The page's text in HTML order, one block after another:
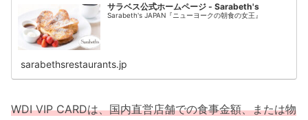
サラベス公式ホームページ - Sarabeth's
Sarabeth's JAPAN『ニューヨークの朝食の女王』
sarabethsrestaurants.jp
WDI VIP CARDは、国内直営店舗での食事金額、または物